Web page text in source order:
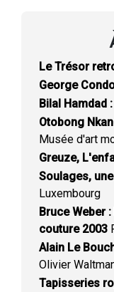
Le Trésor
George
Bilal Hamdad
Otobong
Musée d'art
Greuze,
Soulages,
Luxembourg
Bruce Weber
couture 2003
Alain Le
Olivier
Tapisseries